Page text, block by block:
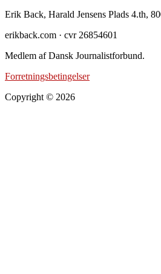
Footer
Erik Back, Harald Jensens Plads 4.th,
erikback.com · cvr 26854601
Medlem af Dansk Journalistforbund.
Forretningsbetingelser
Copyright © 2026